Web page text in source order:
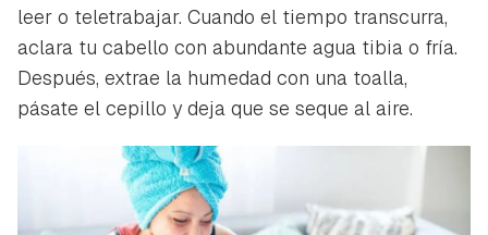
leer o teletrabajar. Cuando el tiempo transcurra,
aclara tu cabello con abundante agua tibia o fría.
Después, extrae la humedad con una toalla,
pásate el cepillo y deja que se seque al aire.